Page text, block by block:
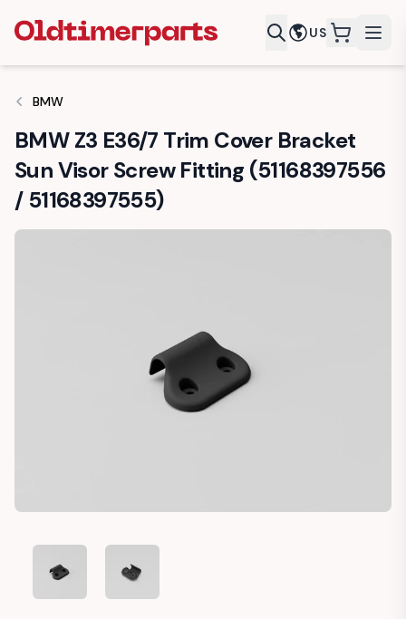
US
BMW
BMW Z3 E36/7 Trim Cover Bracket
Sun Visor Screw Fitting (51168397556
/ 51168397555)
BMW Z3 E36/7 TRIM COVER BRACKET SUN VISOR SCREW
BMW Z3 E36/7 TRIM COVER BRACKET SUN